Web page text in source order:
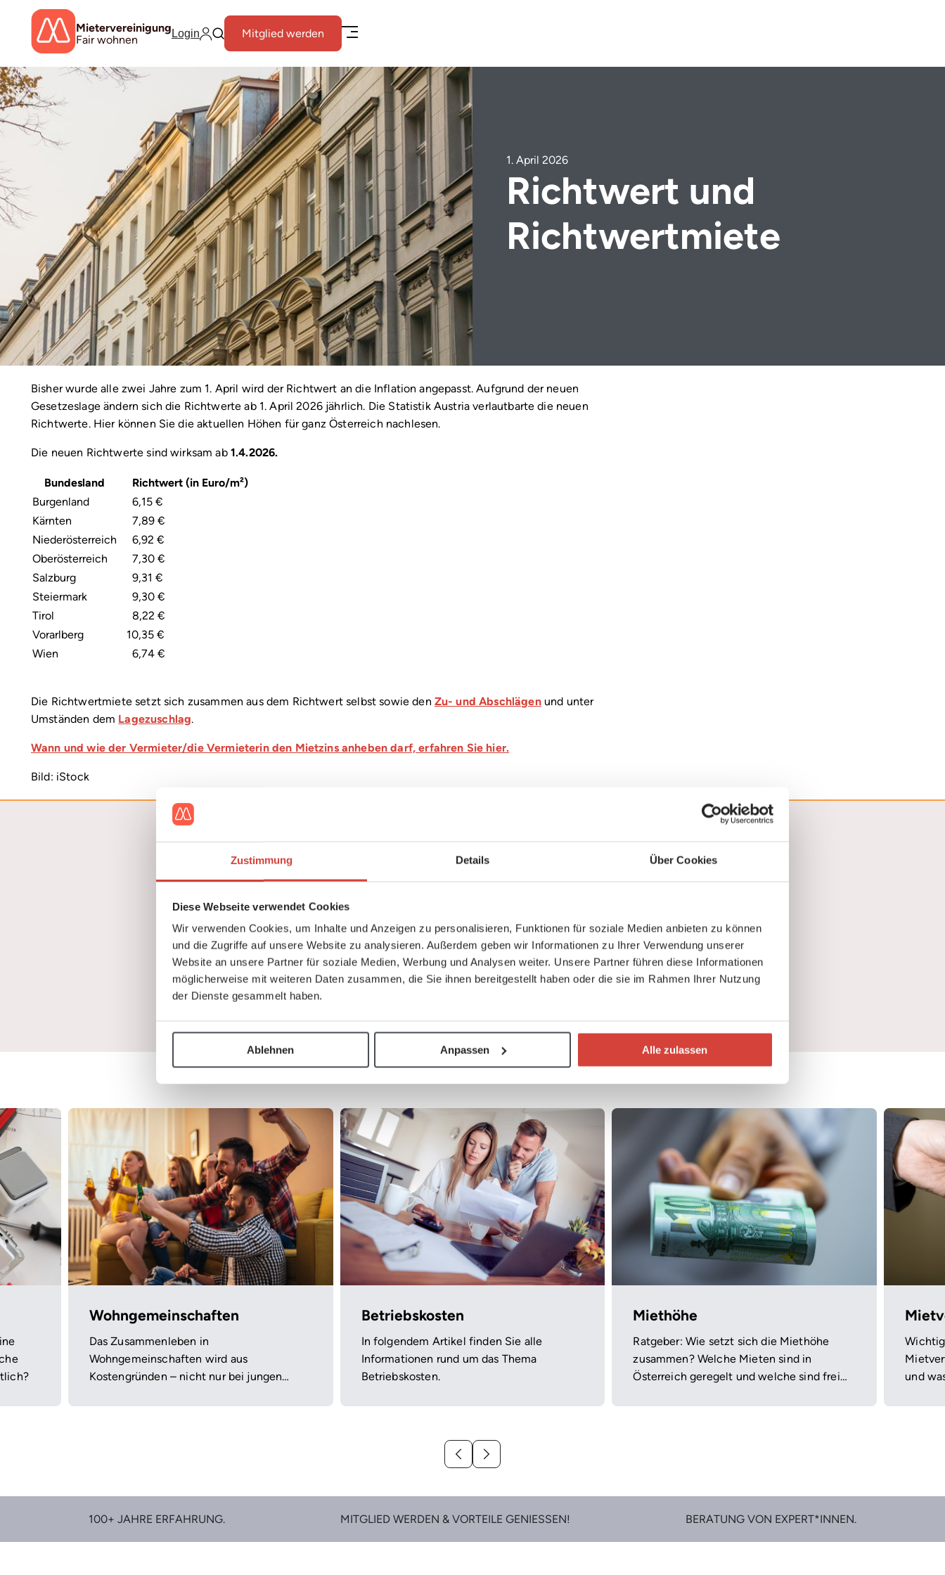
Zustimmung Details Über Cookies
Diese Webseite verwendet Cookies
Wir verwenden Cookies, um Inhalte und Anzeigen zu personalisieren, Funktionen für soziale Medien anbieten zu können
und die Zugriffe auf unsere Website zu analysieren. Außerdem geben wir Informationen zu Ihrer Verwendung unserer
Website an unsere Partner für soziale Medien, Werbung und Analysen weiter. Unsere Partner führen diese Informationen
möglicherweise mit weiteren Daten zusammen, die Sie ihnen bereitgestellt haben oder die sie im Rahmen Ihrer Nutzung
der Dienste gesammelt haben.
Ablehnen Anpassen Alle zulassen
Mietervereinigung
Fair wohnen
Login Mitglied werden
1. April 2026
Richtwert und
Richtwertmiete
Bisher wurde alle zwei Jahre zum 1. April wird der Richtwert an die Inflation angepasst. Aufgrund der neuen
Gesetzeslage ändern sich die Richtwerte ab 1. April 2026 jährlich. Die Statistik Austria verlautbarte die neuen
Richtwerte. Hier können Sie die aktuellen Höhen für ganz Österreich nachlesen.
Die neuen Richtwerte sind wirksam ab 1.4.2026.
Bundesland
Richtwert (in Euro/m²)
Burgenland
6,15 €
Kärnten
7,89 €
Niederösterreich
6,92 €
Oberösterreich
7,30 €
Salzburg
9,31 €
Steiermark
9,30 €
Tirol
8,22 €
Vorarlberg
10,35 €
Wien
6,74 €
Die Richtwertmiete setzt sich zusammen aus dem Richtwert selbst sowie den Zu- und Abschlägenund unter
Umständen dem Lagezuschlag.
Wann und wie der Vermieter/die Vermieterin den Mietzins anheben darf, erfahren Sie hier.
Bild: iStock
Sie suchen Rat und Hilfe in Wohnrechtsfragen?
Wir sind DIE ExpertInnen im Miet- und Wohnrecht. Unseren Mitgliedern helfen wir rasch und
unkompliziert – am Telefon, per E-Mail oder bei einem persönlichen Beratungstermin.
Wohngemeinschaften
Das Zusammenleben in
Wohngemeinschaften wird aus
Kostengründen – nicht nur bei jungen
Betriebskosten
In folgendem Artikel finden Sie alle
Informationen rund um das Thema
Betriebskosten.
Miethöhe
Ratgeber: Wie setzt sich die Miethöhe
zusammen? Welche Mieten sind in
Österreich geregelt und welche sind frei
und
100+ JAHRE ERFAHRUNG. MITGLIED WERDEN & VORTEILE GENIESSEN! BERATUNG VON EXPERT*INNEN.